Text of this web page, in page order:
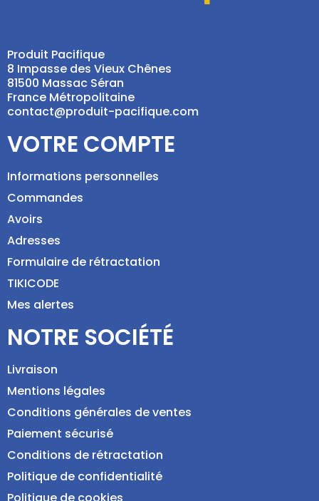
Produit Pacifique
8 Impasse des Vieux Chênes
81500 Massac Séran
France Métropolitaine
contact@produit-pacifique.com
VOTRE COMPTE
Informations personnelles
Commandes
Avoirs
Adresses
Formulaire de rétractation
TIKICODE
Mes alertes
NOTRE SOCIÉTÉ
Livraison
Mentions légales
Conditions générales de ventes
Paiement sécurisé
Conditions de rétractation
Politique de confidentialité
Politique de cookies